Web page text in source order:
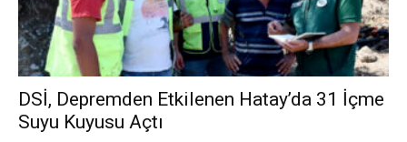
DSİ, Depremden Etkilenen Hatay’da 31 İçme
Suyu Kuyusu Açtı